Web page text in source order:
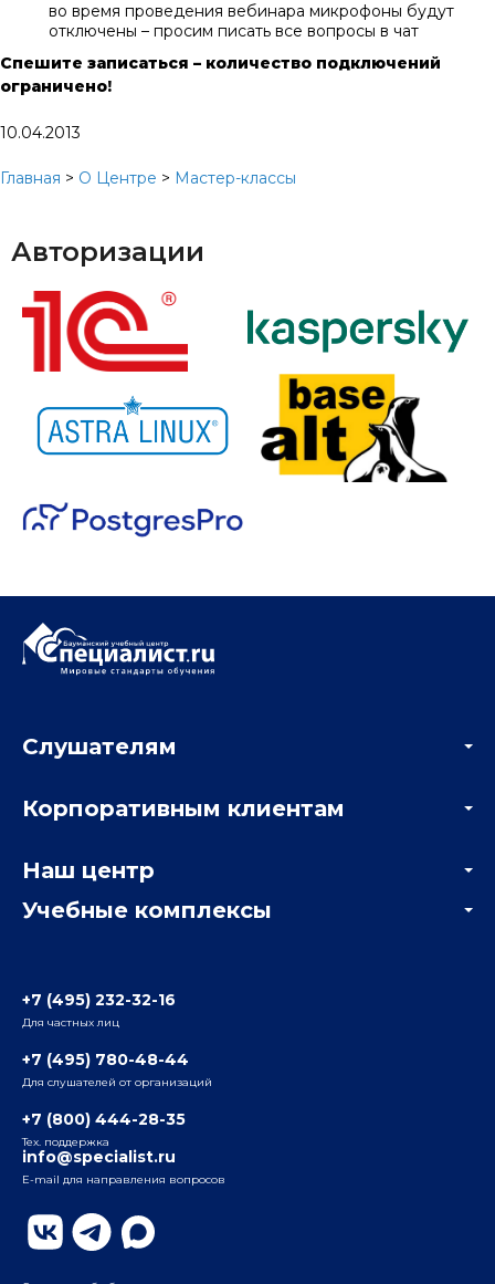
во время проведения вебинара микрофоны будут
отключены – просим писать все вопросы в чат
Спешите записаться – количество подключений
ограничено!
10.04.2013
Главная > О Центре > Мастер-классы
Авторизации
Учебные комплексы
Радио
ул. Радио, д.24, корпус 1, 2-й подъезд, 2-й этаж
ул. Воронцовская, д. 35Б, корп.2, 5-й этаж
Бауманский
ул. Бауманская, д. 6, стр. 2, бизнес-центр «Виктория
Плаза», 4-й этаж
Слушателям
Мастер-классы и вебинары
Корпоративным клиентам
Отзывы компаний
Наш центр
Информация о центре
+7 (495) 232-32-16
Для частных лиц
+7 (495) 780-48-44
Для слушателей от организаций
+7 (800) 444-28-35
Тех. поддержка
info@specialist.ru
E-mail для направления вопросов